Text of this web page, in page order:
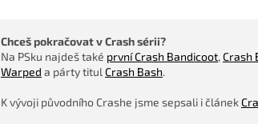
Chceš pokračovat v Crash sérii?
Na PSku najdeš také první Crash Bandicoot, Crash
Warped a párty titul Crash Bash.
K vývoji původního Crashe jsme sepsali i článek